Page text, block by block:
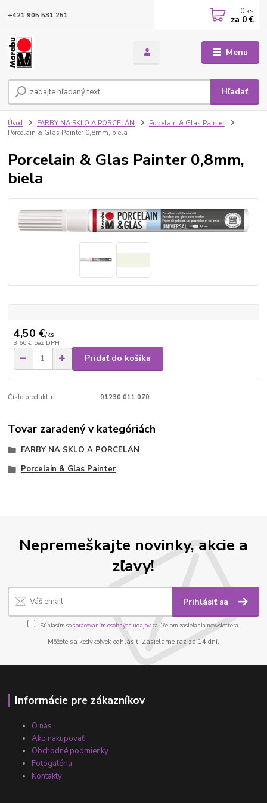
Menu
Hľadať
+421 905 531 251 0 ks
za 0 €
Úvod FARBY NA SKLO A PORCELÁN
Porcelain & Glas Painter
Porcelain & Glas Painter 0,8mm, biela
Porcelain & Glas Painter 0,8mm,
biela
4,50 €/ks
3,66 € bez DPH
Pridať do košíka
Číslo produktu: 01230 011 070
Tovar zaradený v kategóriách
FARBY NA SKLO A PORCELÁN
Porcelain & Glas Painter
Nepremeškajte novinky, akcie a
zľavy!
Prihlásiť sa
Súhlasím sospracovaním osobných údajov za účelom zasielania newslettera.
Môžete sa kedykoľvek odhlásiť. Zasielame raz za 14 dní.
Informácie pre zákazníkov
O nás
Ako nakupovať
Obchodné podmienky
Fotogaléria
Kontakty